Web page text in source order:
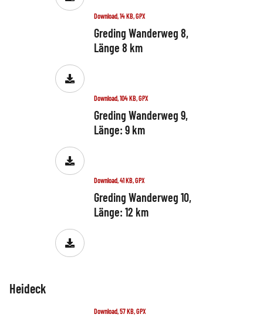
Download, 14 KB, GPX
Greding Wanderweg 8,
Länge 8 km
Download, 104 KB, GPX
Greding Wanderweg 9,
Länge: 9 km
Download, 41 KB, GPX
Greding Wanderweg 10,
Länge: 12 km
Heideck
Download, 57 KB, GPX